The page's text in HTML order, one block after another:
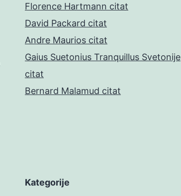
Florence Hartmann citat
David Packard citat
Andre Maurios citat
Gaius Suetonius Tranquillus Svetonije
citat
Bernard Malamud citat
Kategorije